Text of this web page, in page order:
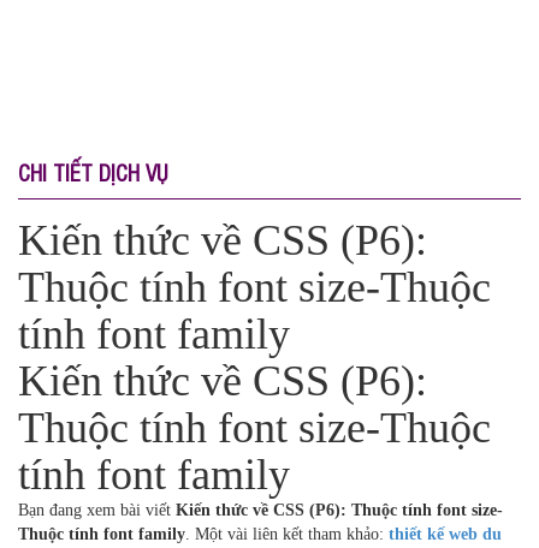
CHI TIẾT DỊCH VỤ
Kiến thức về CSS (P6):
Thuộc tính font size-Thuộc
tính font family
Kiến thức về CSS (P6):
Thuộc tính font size-Thuộc
tính font family
Bạn đang xem bài viết Kiến thức về CSS (P6): Thuộc tính font size-
Thuộc tính font family. Một vài liên kết tham khảo: thiết kế web du